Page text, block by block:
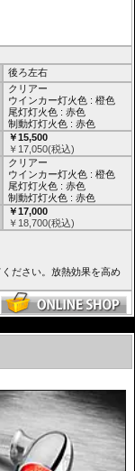
腕時計はもちろんコイン
、 消灯時にはその存在を
プリズムをレンズ面に施
倒的な視認性を誇ります。
犠牲にしない。この光量こ
実現した、Kellermannの技
ったあなたのカスタマイズ
ます。
のマイナス18乗のことで、
る思いが込められていま
で高速点滅させ、低消費
量高耐久な積層ガルバリウ
ありません。
又はこれに準ずる性能を有
提示してください。
ーまたはリレーが必要
はリレー
が必要です。
途お求めください。
後ろ左右
クリアー
ウインカー灯火色 : 橙色
尾灯灯火色 : 赤色
制動灯灯火色 : 赤色
￥15,500
￥ 17,050(税込)
クリアー
ウインカー灯火色 : 橙色
尾灯灯火色 : 赤色
制動灯灯火色 : 赤色
￥17,000
￥ 18,700(税込)
ださい。放熱効果を高め